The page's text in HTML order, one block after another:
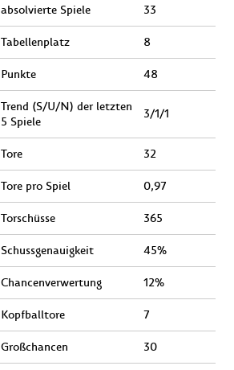
absolvierte Spiele 33
Tabellenplatz 8
Punkte 48
Trend (S/U/N) der letzten
5 Spiele
3/1/1
Tore 32
Tore pro Spiel 0,97
Torschüsse 365
Schussgenauigkeit 45%
Chancenverwertung 12%
Kopfballtore 7
Großchancen 30